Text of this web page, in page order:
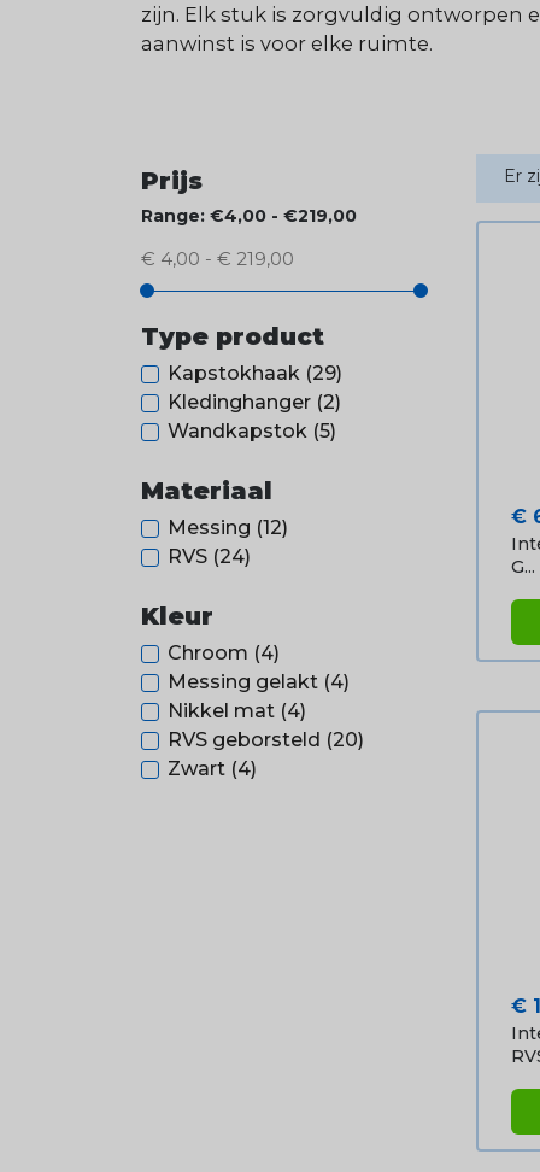
zijn. Elk stuk is zorgvuldig ontworpen
aanwinst is voor elke ruimte.
Prijs
Range: €4,00 - €219,00
€ 4,00 - € 219,00
Type product
Kapstokhaak (29)
Kledinghanger (2)
Wandkapstok (5)
Materiaal
Messing (12)
RVS (24)
Kleur
Chroom (4)
Messing gelakt (4)
Nikkel mat (4)
RVS geborsteld (20)
Zwart (4)
Er
€
G...
€